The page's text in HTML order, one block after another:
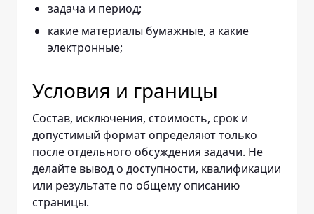
задача и период;
какие материалы бумажные, а какие
электронные;
Условия и границы
Состав, исключения, стоимость, срок и
допустимый формат определяют только
после отдельного обсуждения задачи. Не
делайте вывод о доступности, квалификации
или результате по общему описанию
страницы.